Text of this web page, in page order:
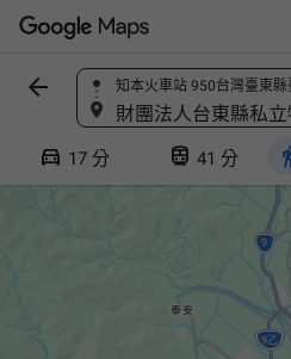
 尋找地點
 知本火車站 950台灣臺東縣
 17 分  41 分